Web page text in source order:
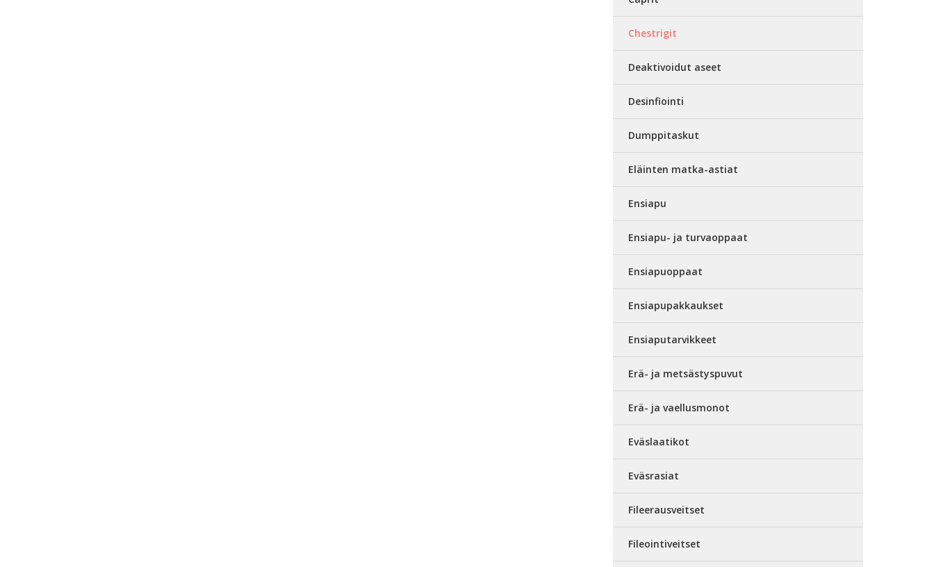
Chestrigit
Deaktivoidut aseet
Desinfiointi
Dumppitaskut
Eläinten matka-astiat
Ensiapu
Ensiapu- ja turvaoppaat
Ensiapuoppaat
Ensiapupakkaukset
Ensiaputarvikkeet
Erä- ja metsästyspuvut
Erä- ja vaellusmonot
Eväslaatikot
Eväsrasiat
Fileerausveitset
Fileointiveitset